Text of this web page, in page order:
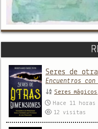
Seres de
Encuentros
Seres
Hace 11 horas
12visitas